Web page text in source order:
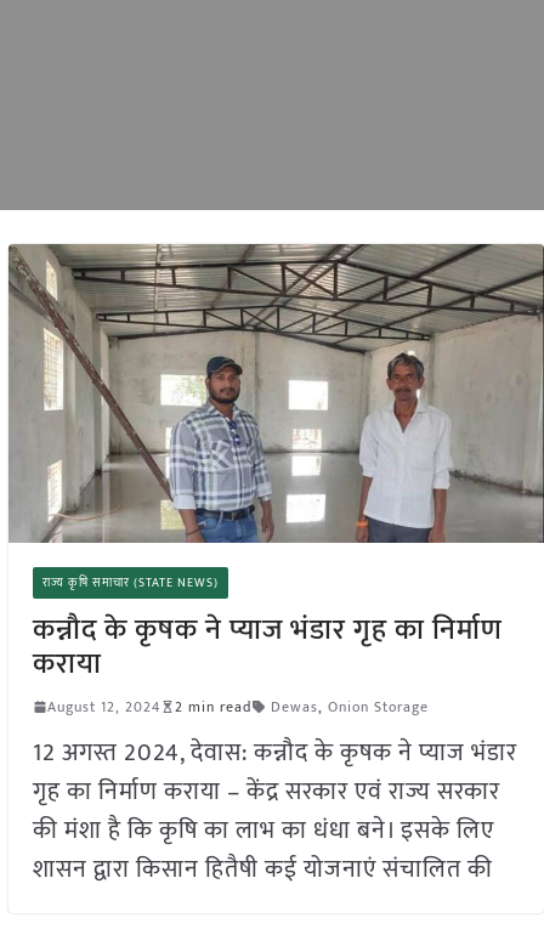
राज्य कृषि समाचार (STATE NEWS)
कन्नौद के कृषक ने प्याज भंडार गृह का निर्माण
कराया
August 12, 2024 2 min read Dewas, Onion Storage
12 अगस्त 2024, देवास: कन्नौद के कृषक ने प्याज भंडार
गृह का निर्माण कराया – केंद्र सरकार एवं राज्य सरकार
की मंशा है कि कृषि का लाभ का धंधा बने। इसके लिए
शासन द्वारा किसान हितैषी कई योजनाएं संचालित की